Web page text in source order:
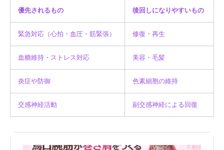
優先されるもの 後回しになりやすいもの
緊急対応（心拍・血圧・筋緊張） 修復・再生
血糖維持・ストレス対応 美容・毛髪
炎症や防御 色素細胞の維持
交感神経活動 副交感神経による回復